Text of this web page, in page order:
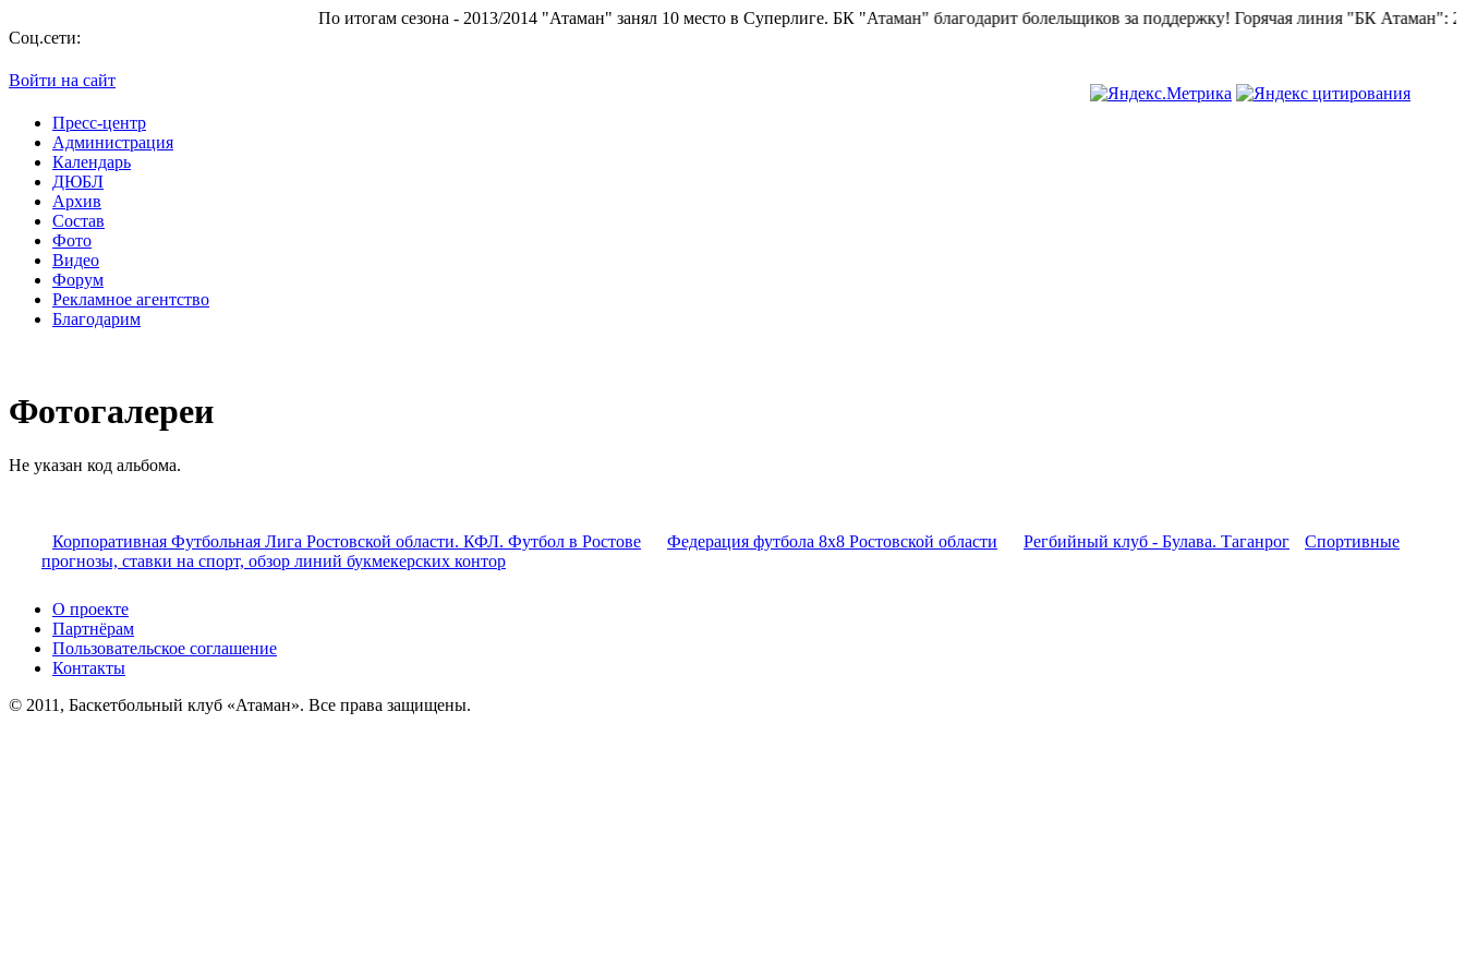
По итогам сезона - 2013/2014 "Атаман" занял 10 место в Суперлиге.БК "Атаман" благодарит болельщиков за поддержку!Горячая линия "БК Атаман":268-
Соц.сети:
Войти на сайт
Пресс-центр
Администрация
Календарь
ДЮБЛ
Архив
Состав
Фото
Видео
Форум
Рекламное агентство
Благодарим
Фотогалереи
Не указан код альбома.
Корпоративная Футбольная Лига Ростовской области. КФЛ. Футбол в Ростове Федерация футбола 8x8 Ростовской области Регбийный клуб - Булава. Таганрог
Спортивные
прогнозы, ставки на спорт, обзор линий букмекерских контор
О проекте
Партнёрам
Пользовательское соглашение
Контакты
© 2011, Баскетбольный клуб «Атаман». Все права защищены.